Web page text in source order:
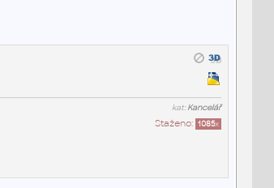
kat:Kancelář
Staženo: 1085x